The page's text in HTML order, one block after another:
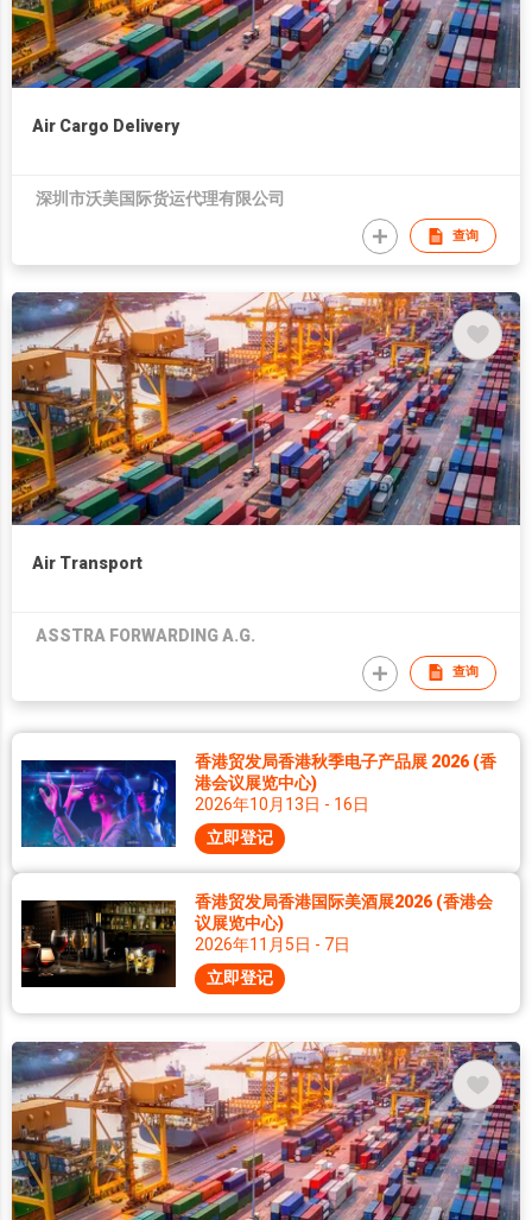
Air Cargo Delivery
深圳市沃美国际货运代理有限公司
查询
Air Transport
ASSTRA FORWARDING A.G.
查询
香港贸发局香港秋季电子产品展 2026 (香
港会议展览中心)
2026年10月13日 - 16日
立即登记
香港贸发局香港国际美酒展2026 (香港会
议展览中心)
2026年11月5日 - 7日
立即登记